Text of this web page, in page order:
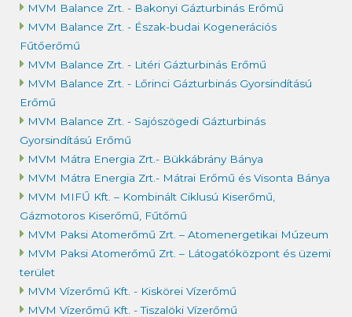
MVM Balance Zrt. - Bakonyi Gázturbinás Erőmű
MVM Balance Zrt. - Észak-budai Kogenerációs
Fűtőerőmű
MVM Balance Zrt. - Litéri Gázturbinás Erőmű
MVM Balance Zrt. - Lőrinci Gázturbinás Gyorsindítású
Erőmű
MVM Balance Zrt. - Sajószögedi Gázturbinás
Gyorsindítású Erőmű
MVM Mátra Energia Zrt.- Bükkábrány Bánya
MVM Mátra Energia Zrt.- Mátrai Erőmű és Visonta Bánya
MVM MIFŰ Kft. – Kombinált Ciklusú Kiserőmű,
Gázmotoros Kiserőmű, Fűtőmű
MVM Paksi Atomerőmű Zrt. – Atomenergetikai Múzeum
MVM Paksi Atomerőmű Zrt. – Látogatóközpont és üzemi
terület
MVM Vízerőmű Kft. - Kiskörei Vízerőmű
MVM Vízerőmű Kft. - Tiszalöki Vízerőmű